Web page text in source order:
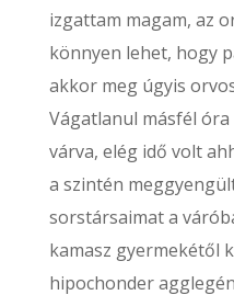
izgattam magam, az
könnyen lehet, hogy
akkor meg úgyis
Vágatlanul másfél
várva, elég idő volt
a szintén
sorstársaimat a
kamasz gyermekétől
hipochonder